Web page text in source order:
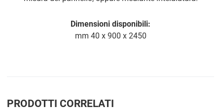
Dimensioni disponibili:
mm 40 x 900 x 2450
PRODOTTI CORRELATI